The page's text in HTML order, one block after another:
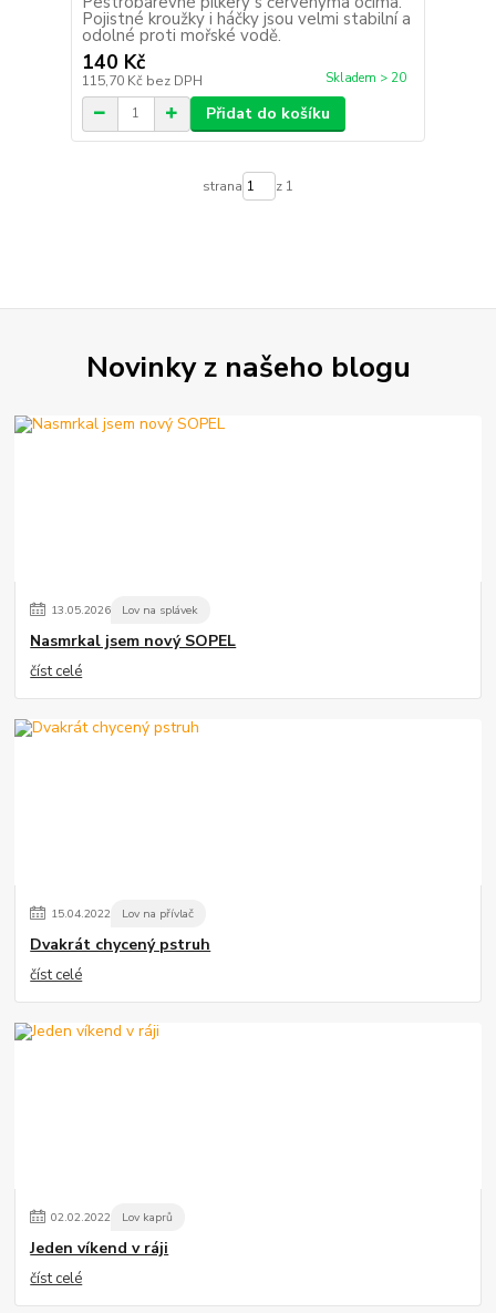
Pojistné kroužky i háčky jsou velmi stabilní a
odolné proti mořské vodě.
140 Kč
115,70 Kč bez DPH Skladem > 20
Přidat do košíku
strana z 1
Novinky z našeho blogu
13.05.2026 Lov na splávek
Nasmrkal jsem nový SOPEL
číst celé
15.04.2022 Lov na přívlač
Dvakrát chycený pstruh
číst celé
02.02.2022 Lov kaprů
Jeden víkend v ráji
číst celé